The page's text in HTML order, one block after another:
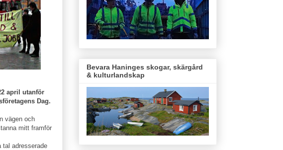
april utanför
Dag.
vägen och
mitt framför
tal adresserade
Bevara Haninges skogar, skärgård
& kulturlandskap